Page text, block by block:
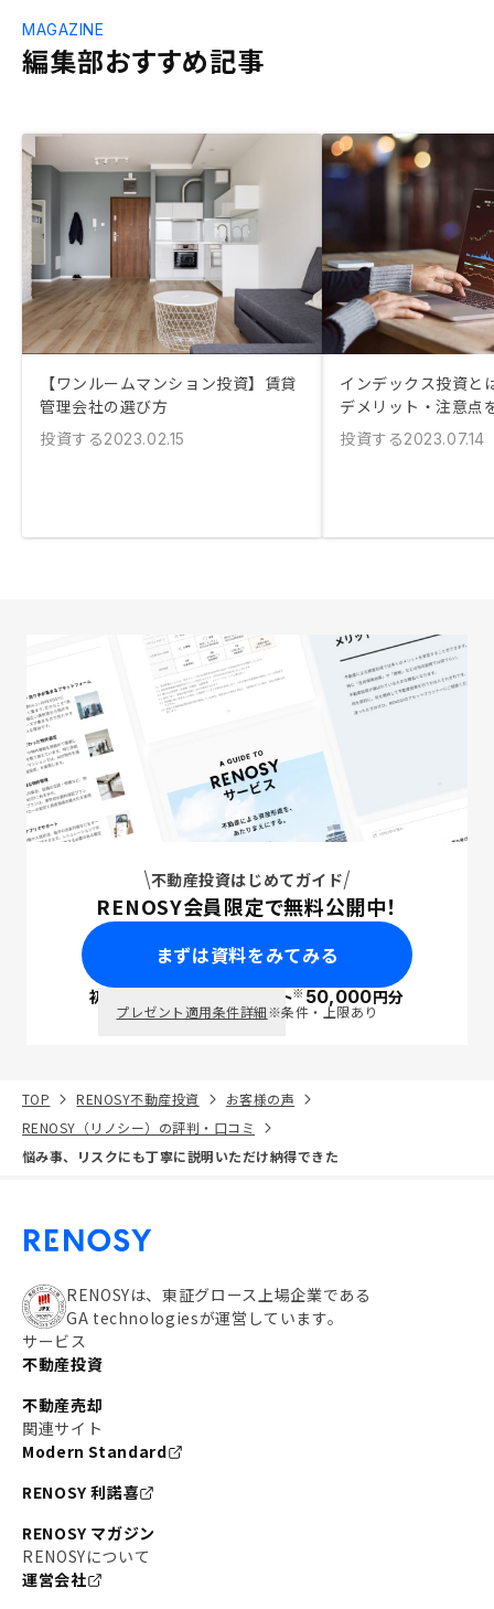
編集部おすすめ記事
MAGAZINE
【ワンルームマンション投資】賃貸
管理会社の選び方
投資する2023.02.15
インデックス投資と
デメリット・注意点
投資する2023.07.14
不動産投資はじめてガイド
RENOSY会員限定で無料公開中！
まずは資料をみてみる
初回面談で ポイント※50,000円分
プレゼント適用条件詳細※条件・上限あり
TOP RENOSY不動産投資
お客様の声
RENOSY（リノシー）の評判・口コミ
悩み事、リスクにも丁寧に説明いただけ納得できた
RENOSYは、東証グロース上場企業である
GA technologiesが運営しています。
サービス
不動産投資
不動産売却
関連サイト
Modern Standard
RENOSY 利諾喜
RENOSY マガジン
RENOSYについて
運営会社